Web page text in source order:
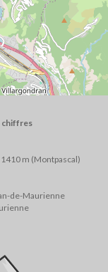
chiffres
m (Montpascal)
de-Maurienne